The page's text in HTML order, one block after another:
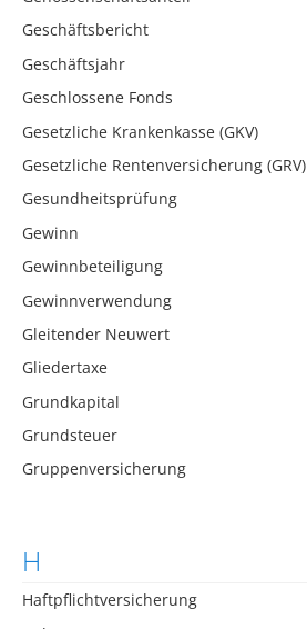
Geschäftsbericht
Geschäftsjahr
Geschlossene Fonds
Gesetzliche Krankenkasse (GKV)
Gesetzliche Rentenversicherung (GRV)
Gesundheitsprüfung
Gewinn
Gewinnbeteiligung
Gewinnverwendung
Gleitender Neuwert
Gliedertaxe
Grundkapital
Grundsteuer
Gruppenversicherung
H
Haftpflichtversicherung